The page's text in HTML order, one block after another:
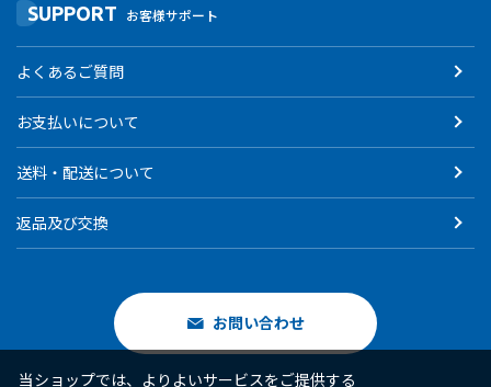
SUPPORT お客様サポート
よくあるご質問
お支払いについて
送料・配送について
返品及び交換
お問い合わせ
当ショップでは、よりよいサービスをご提供する